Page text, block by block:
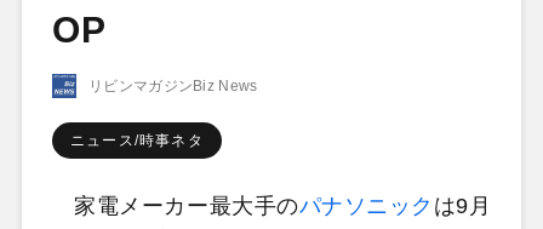
OP
リビンマガジンBiz News
ニュース/時事ネタ
家電メーカー最大手のパナソニック は9月